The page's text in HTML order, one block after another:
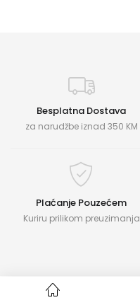
Besplatna Dostava
za narudžbe iznad 350 KM
Plaćanje Pouzećem
Kuriru prilikom preuzimanja